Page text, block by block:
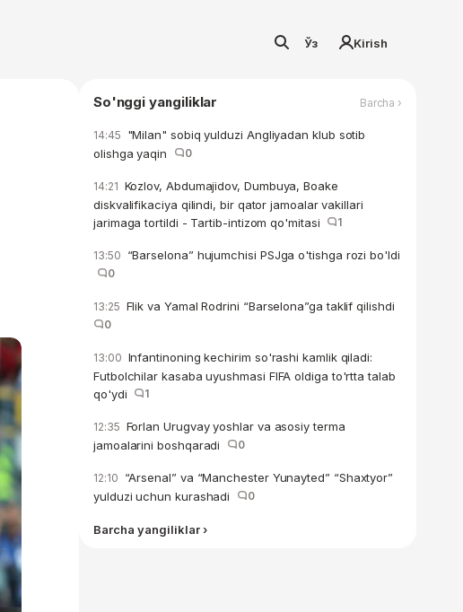
Ўз Kirish
So'nggi yangiliklar Barcha ›
14:45 "Milan" sobiq yulduzi Angliyadan klub sotib
olishga yaqin
0
14:21 Kozlov, Abdumajidov, Dumbuya, Boake
diskvalifikaciya qilindi, bir qator jamoalar vakillari
jarimaga tortildi - Tartib-intizom qo'mitasi
1
13:50 “Barselona” hujumchisi PSJga o'tishga rozi bo'ldi
0
13:25 Flik va Yamal Rodrini “Barselona”ga taklif qilishdi
0
13:00 Infantinoning kechirim so'rashi kamlik qiladi:
Futbolchilar kasaba uyushmasi FIFA oldiga to'rtta talab
qo'ydi
1
12:35 Forlan Urugvay yoshlar va asosiy terma
jamoalarini boshqaradi
0
12:10 “Arsenal” va “Manchester Yunayted” “Shaxtyor”
yulduzi uchun kurashadi
0
Barcha yangiliklar ›